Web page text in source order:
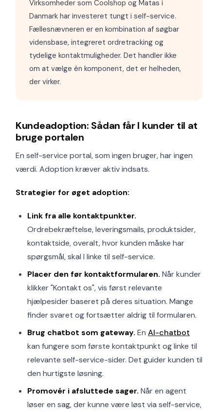
Virksomheder som Coolshop og Matas i
Danmark har investeret tungt i self-service.
Fællesnævneren er en kombination af søgbar
vidensbase, integreret ordretracking og
tydelige kontaktmuligheder. Det handler ikke
om at vælge én komponent, det er helheden,
der virker.
Kundeadoption: Sådan får I kunder til at
bruge portalen
En self-service portal, som ingen bruger, har ingen
værdi. Adoption kræver aktiv indsats.
Strategier for øget adoption:
Link fra alle kontaktpunkter.
Ordrebekræftelse, leveringsmails, produktsider,
kontaktside, overalt, hvor kunden måske har
spørgsmål, skal I linke til self-service.
Placer den før kontaktformularen. Når kunder
klikker "Kontakt os", vis først relevante
hjælpesider baseret på deres situation. Mange
finder svaret og fortsætter aldrig til formularen.
Brug chatbot som gateway. En AI-chatbot
kan fungere som første kontaktpunkt og linke til
relevante self-service-sider. Det guider kunden til
den hurtigste løsning.
Promovér i afsluttede sager. Når en agent
løser en sag, der kunne være løst via self-service,